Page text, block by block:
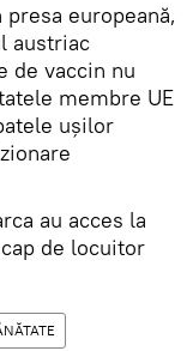
europeană,
austriac
de vaccin nu
membre UE
ușilor
au acces la
de locuitor